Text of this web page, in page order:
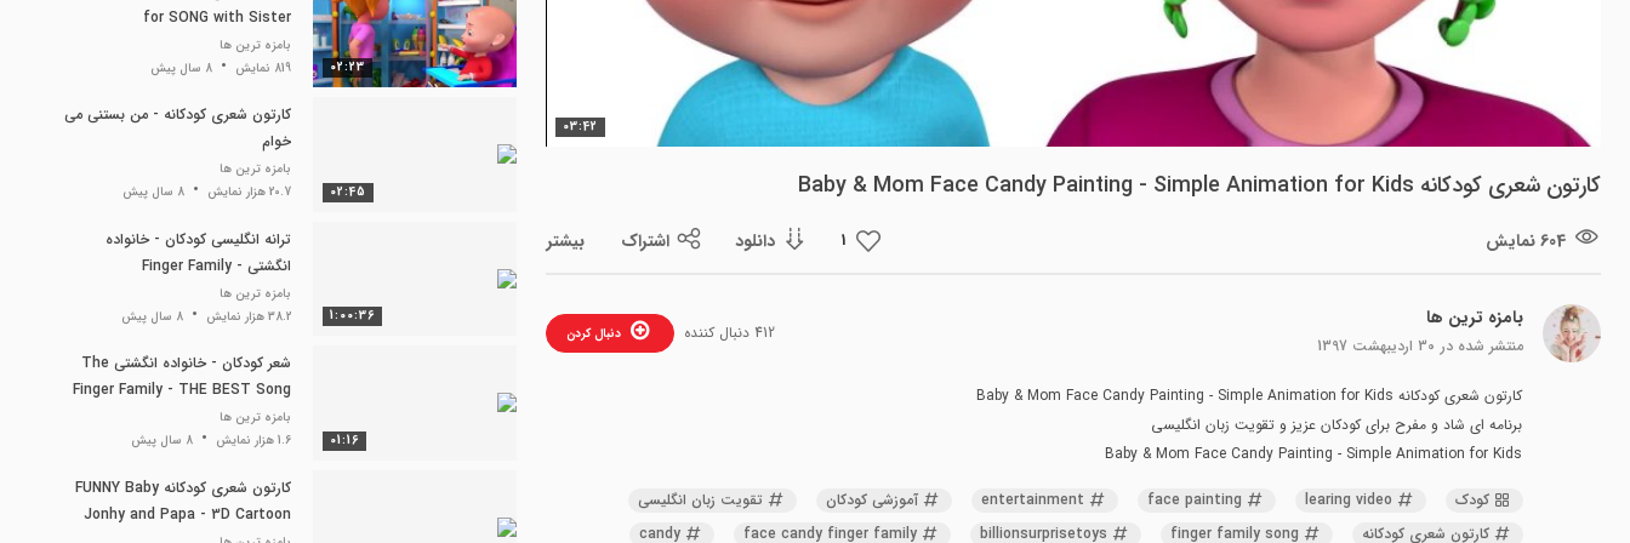
03:42
کارتون شعری کودکانه Baby & Mom Face Candy Painting - Simple Animation for Kids
604 نمایش 1 دانلود اشتراک بیشتر
بامزه ترین ها
منتشر شده در 30 اردیبهشت 1397
دنبال کردن 412 دنبال کننده
کارتون شعری کودکانه Baby & Mom Face Candy Painting - Simple Animation for Kids
برنامه ای شاد و مفرح برای کودکان عزیز و تقویت زبان انگلیسی
Baby & Mom Face Candy Painting - Simple Animation for Kids
کودک
learing video
face painting
entertainment آموزشی کودکان
تقویت زبان انگلیسی
کارتون شعری کودکانه
finger family song
billionsurprisetoys
face candy finger family
candy
02:23
for SONG with Sister
بامزه ترین ها
819 نمایش
8 سال پیش
02:45
کارتون شعری کودکانه - من بستنی می
خوام
بامزه ترین ها
20.7 هزار نمایش
8 سال پیش
1:00:36
ترانه انگلیسی کودکان - خانواده
انگشتی Finger Family -
Educational Songs for Children
بامزه ترین ها
38.2 هزار نمایش
8 سال پیش
01:16
شعر کودکان - خانواده انگشتی The
Finger Family - THE BEST Song
for Children | LooLoo Kids
بامزه ترین ها
1.6 هزار نمایش
8 سال پیش
کارتون شعری کودکانه FUNNY Baby
Jonhy and Papa - 3D Cartoon